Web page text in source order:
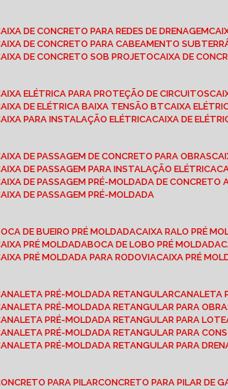
CAIXA DE CONCRETO PARA REDES DE DRENAGEM
CAIXA DE CONCRETO PARA CABEAMENTO
CAIXA DE CONCRETO SOB PROJETO CAIXA DE
CAIXA ELÉTRICA PARA PROTEÇÃO DE CIRCUITOS
CAIXA DE ELÉTRICA BAIXA TENSÃO BT CAIXA
CAIXA PARA INSTALAÇÃO ELÉTRICA CAIXA DE
CAIXA DE PASSAGEM DE CONCRETO PARA OBRAS
CAIXA DE PASSAGEM PARA INSTALAÇÃO ELÉTRICA
CAIXA DE PASSAGEM PRÉ-MOLDADA DE CONCRETO
CAIXA DE PASSAGEM PRÉ-MOLDADA
BOCA DE BUEIRO PRÉ MOLDADA CAIXA RALO PRÉ
CAIXA PRÉ MOLDADA BOCA DE LOBO PRÉ MOLDADA
CAIXA PRÉ MOLDADA PARA RODOVIA CAIXA PRÉ
CANALETA PRÉ-MOLDADA RETANGULAR
CANALETA PRÉ-MOLDADA RETANGULAR PARA
CANALETA PRÉ-MOLDADA RETANGULAR PARA
CANALETA PRÉ-MOLDADA RETANGULAR PARA
CANALETA PRÉ-MOLDADA RETANGULAR PARA
CONCRETO PARA PILAR CONCRETO PARA PILAR DE